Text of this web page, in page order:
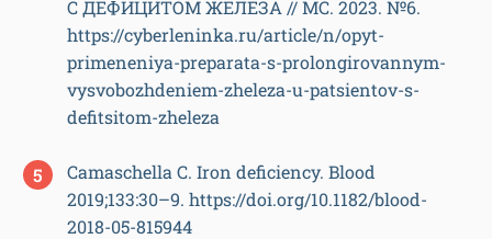
С ДЕФИЦИТОМ ЖЕЛЕЗА // МС. 2023. №6.
https://cyberleninka.ru/article/n/opyt-
primeneniya-preparata-s-prolongirovannym-
vysvobozhdeniem-zheleza-u-patsientov-s-
defitsitom-zheleza
Camaschella C. Iron deficiency. Blood
2019;133:30–9. https://doi.org/10.1182/blood-
2018-05-815944